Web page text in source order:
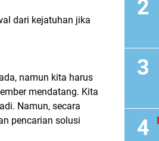
dari kejatuhan jika
namun kita harus
mendatang. Kita
Namun, secara
pencarian solusi